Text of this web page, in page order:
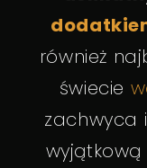
również
świecie
zachwyca
wyjątkową